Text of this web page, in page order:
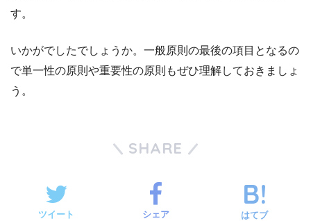
す。
いかがでしたでしょうか。一般原則の最後の項目となるの
で単一性の原則や重要性の原則もぜひ理解しておきましょ
う。
SHARE
ツイート シェア はてブ